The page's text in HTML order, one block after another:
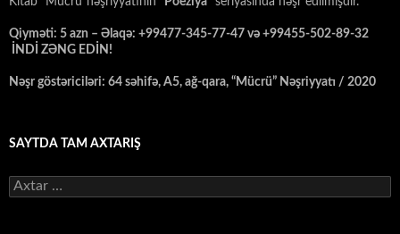
Qiyməti: 5 azn – Əlaqə: +99477-345-77-47 və +99455-502-89-32
İNDİ ZƏNG EDİN!
Nəşr göstəriciləri: 64 səhifə, A5, ağ-qara, “Mücrü” Nəşriyyatı / 2020
SAYTDA TAM AXTARIŞ
Axtarış: